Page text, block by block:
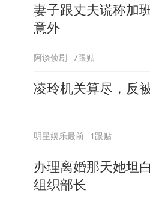
妻子跟丈夫谎称加
意外
阿谈侦剧 7跟贴
凌玲机关算尽，反
明星娱乐最前 1跟贴
办理离婚那天她坦
组织部长